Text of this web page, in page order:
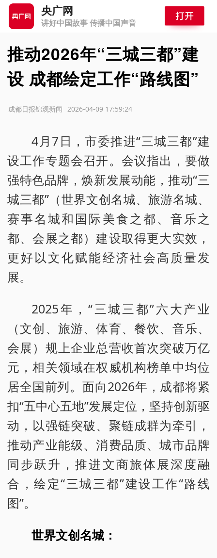
央广网
讲好中国故事 传播中国声音
推动2026年“三城三都”建
设 成都绘定工作“路线图”
2026-04-09 17:59:24
成都日报锦观新闻
4月7日，市委推进“三城三都”建
设工作专题会召开。会议指出，要做
强特色品牌，焕新发展动能，推动“三
城三都”（世界文创名城、旅游名城、
赛事名城和国际美食之都、音乐之
都、会展之都）建设取得更大实效，
更好以文化赋能经济社会高质量发
展。
2025年，“三城三都”六大产业
（文创、旅游、体育、餐饮、音乐、
会展）规上企业总营收首次突破万亿
元，相关领域在权威机构榜单中均位
居全国前列。面向2026年，成都将紧
扣“五中心五地”发展定位，坚持创新驱
动，以强链突破、聚链成群为牵引，
推动产业能级、消费品质、城市品牌
同步跃升，推进文商旅体展深度融
合，绘定“三城三都”建设工作“路线
图”。
世界文创名城：